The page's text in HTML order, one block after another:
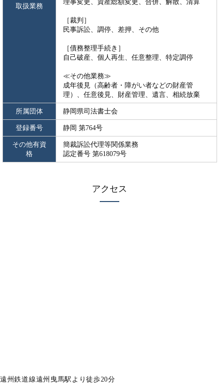
取扱業務
理事変更、資産総額変更、合併、解散、清算
［裁判］
民事訴訟、調停、差押、その他
［債務整理手続き］
自己破産、個人再生、任意整理、特定調停
≪その他業務≫
成年後見（高齢者・障がい者などの財産管
理）、任意後見、財産管理、遺言、相続放棄
所属団体 静岡県司法書士会
登録番号 静岡 第764号
その他有資
格
簡裁訴訟代理等関係業務
認定番号 第618079号
アクセス
遠州鉄道線遠州曳馬駅より徒歩20分